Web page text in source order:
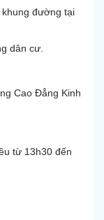
đường tại
dân cư.
Cao Đẳng Kinh
từ 13h30 đến